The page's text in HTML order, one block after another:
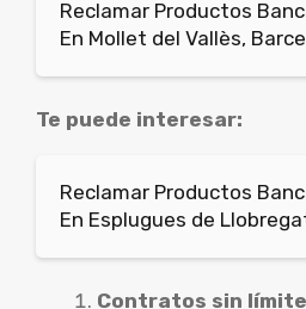
Reclamar Productos
En Mollet del Vallès,
Te puede interesar:
Reclamar Productos
En Esplugues de
Contratos sin